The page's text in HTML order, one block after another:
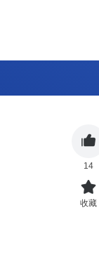
14
收藏